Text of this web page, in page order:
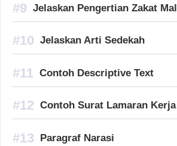
Jelaskan Pengertian Zakat Mal
Jelaskan Arti Sedekah
Contoh Descriptive Text
Contoh Surat Lamaran Kerja
Paragraf Narasi